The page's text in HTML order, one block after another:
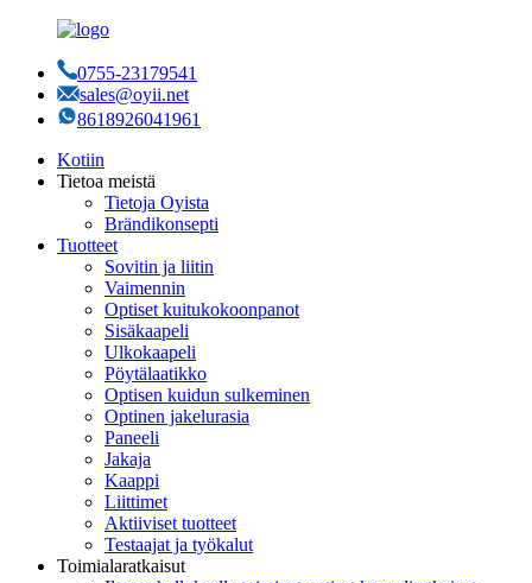
0755-23179541
sales@oyii.net
8618926041961
Kotiin
Tietoa meistä
Tietoja Oyista
Brändikonsepti
Tuotteet
Sovitin ja liitin
Vaimennin
Optiset kuitukokoonpanot
Sisäkaapeli
Ulkokaapeli
Pöytälaatikko
Optisen kuidun sulkeminen
Optinen jakelurasia
Paneeli
Jakaja
Kaappi
Liittimet
Aktiiviset tuotteet
Testaajat ja työkalut
Toimialaratkaisut